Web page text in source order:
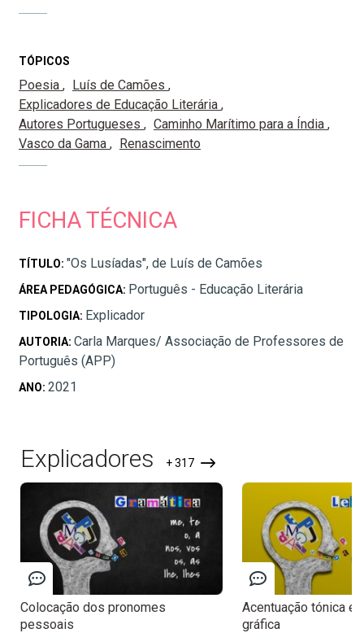
TÓPICOS
Poesia
Luís de Camões
Explicadores de Educação Literária
Autores Portugueses
Caminho Marítimo para a Índia
Vasco da Gama
Renascimento
FICHA TÉCNICA
TÍTULO: "Os Lusíadas", de Luís de Camões
ÁREA PEDAGÓGICA: Português - Educação Literária
TIPOLOGIA: Explicador
AUTORIA: Carla Marques/ Associação de Professores de
Português (APP)
ANO: 2021
Explicadores + 317
Colocação dos pronomes
pessoais
Acentuação tónica e
gráfica